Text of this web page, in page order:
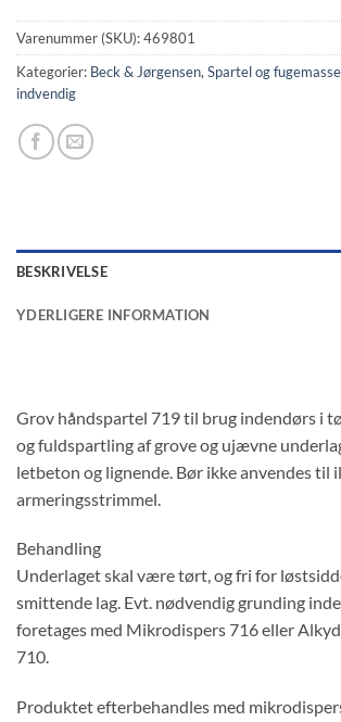
Varenummer (SKU):469801
Kategorier: Beck & Jørgensen, Spartel og fugemasse
indvendig
BESKRIVELSE
YDERLIGERE INFORMATION
Grov håndspartel 719 til brug indendørs i
og fuldspartling af grove og ujævne
letbeton og lignende. Bør ikke anvendes til
armeringsstrimmel.
Behandling
Underlaget skal være tørt, og fri for
smittende lag. Evt. nødvendig grunding
foretages med Mikrodispers 716 eller
710.
Produktet efterbehandles med